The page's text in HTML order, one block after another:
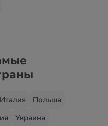
Италия
Польша
Украина